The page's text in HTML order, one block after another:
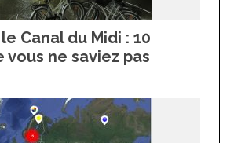
Canal du Midi : 10
vous ne saviez pas